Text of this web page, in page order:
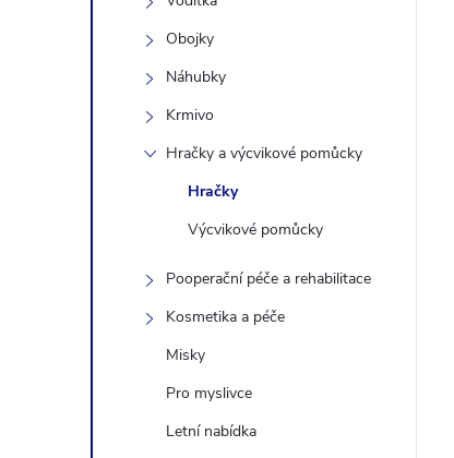
Obojky
Náhubky
Krmivo
Hračky a výcvikové pomůcky
Hračky
Výcvikové pomůcky
Pooperační péče a rehabilitace
Kosmetika a péče
Misky
Pro myslivce
Letní nabídka